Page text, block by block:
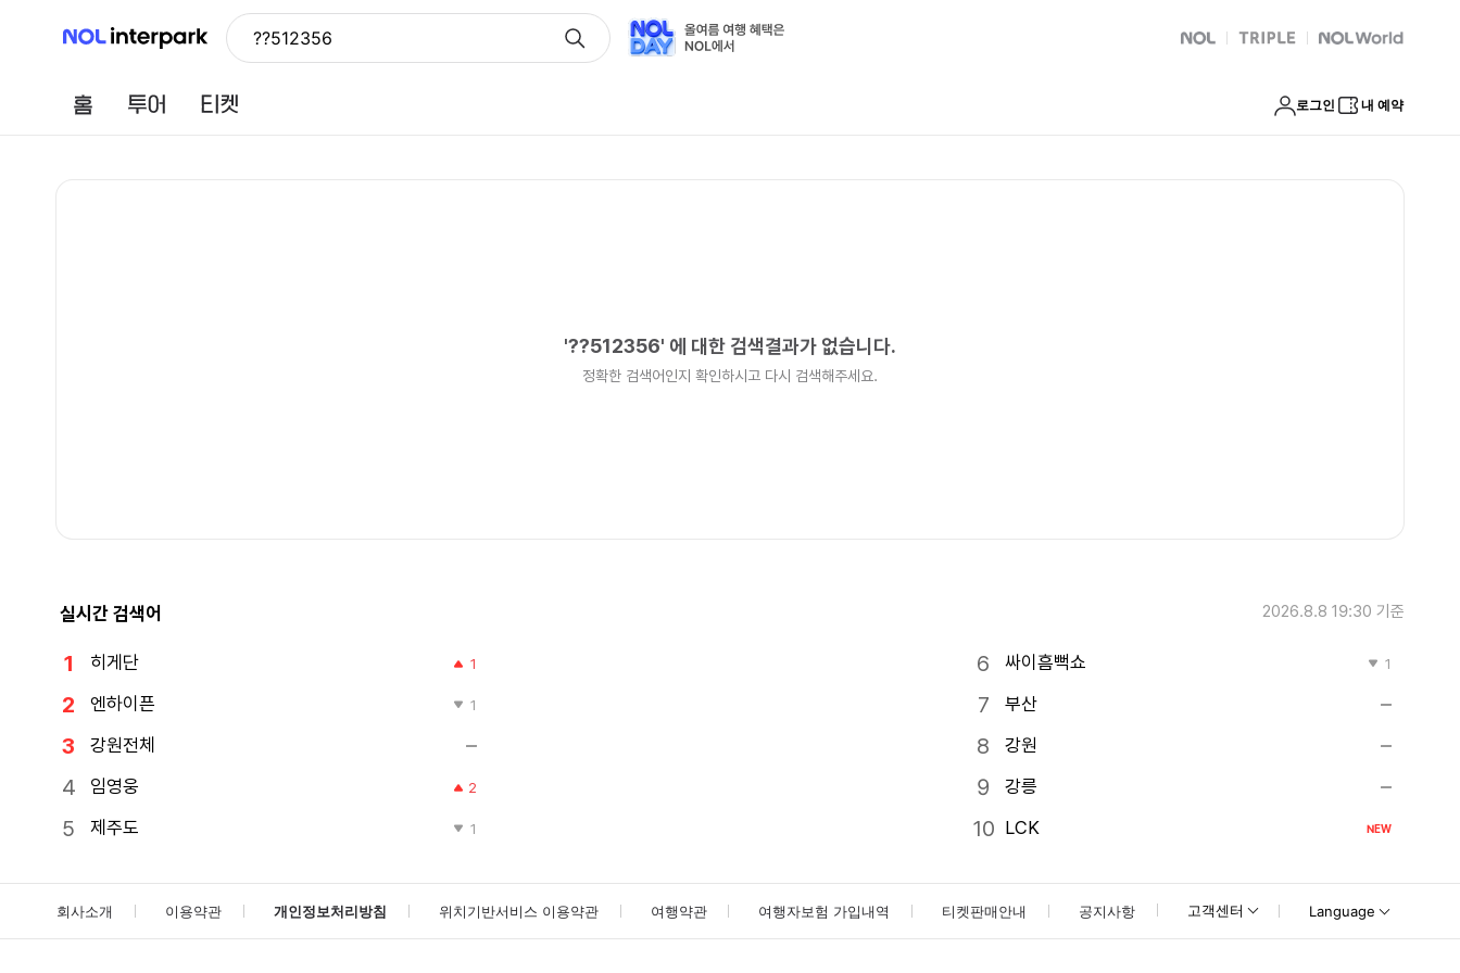
NOL 인터파크 ??512356 NOL 트리플 Global Interpark
홈 투어 로그인 내 예약
'??512356' 에 대한 검색결과가 없습니다.
정확한 검색어인지 확인하시고 다시 검색해주세요.
실시간 검색어 2026.8.8 19:30 기준
히게단 1
엔하이픈 1
강원전체
임영웅
2
제주도 1
싸이흠뻑쇼 1
부산
강원
강릉
LCK
NEW
회사소개 이용약관 개인정보처리방침 위치기반서비스 이용약관 여행약관 여행자보험 가입내역 티켓판매안내 공지사항 고객센터 Language